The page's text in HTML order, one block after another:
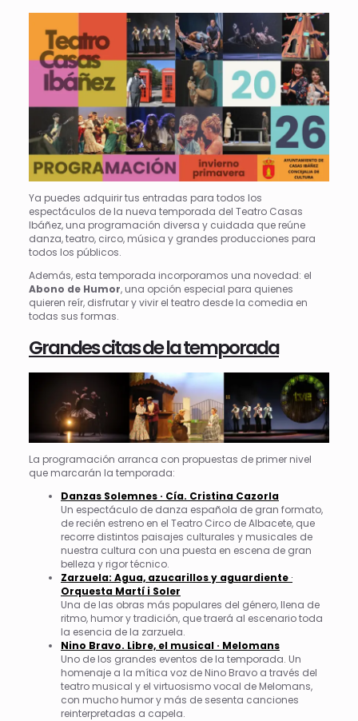
Ya puedes adquirir tus entradas para todos los
espectáculos de la nueva temporada del Teatro Casas
Ibáñez, una programación diversa y cuidada que reúne
danza, teatro, circo, música y grandes producciones para
todos los públicos.
Además, esta temporada incorporamos una novedad: el
Abono de Humor, una opción especial para quienes
quieren reír, disfrutar y vivir el teatro desde la comedia en
todas sus formas.
Grandes citas de la temporada
La programación arranca con propuestas de primer nivel
que marcarán la temporada:
Danzas Solemnes · Cía. Cristina Cazorla
Un espectáculo de danza española de gran formato,
de recién estreno en el Teatro Circo de Albacete, que
recorre distintos paisajes culturales y musicales de
nuestra cultura con una puesta en escena de gran
belleza y rigor técnico.
Zarzuela: Agua, azucarillos y aguardiente ·
Orquesta Martí i Soler
Una de las obras más populares del género, llena de
ritmo, humor y tradición, que traerá al escenario toda
la esencia de la zarzuela.
Nino Bravo. Libre, el musical · Melomans
Uno de los grandes eventos de la temporada. Un
homenaje a la mítica voz de Nino Bravo a través del
teatro musical y el virtuosismo vocal de Melomans,
con mucho humor y más de sesenta canciones
reinterpretadas a capela.